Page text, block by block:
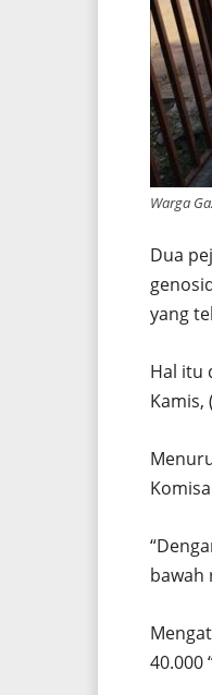
Warga
Dua
yang
Hal itu
Kamis,
bawah
40.000